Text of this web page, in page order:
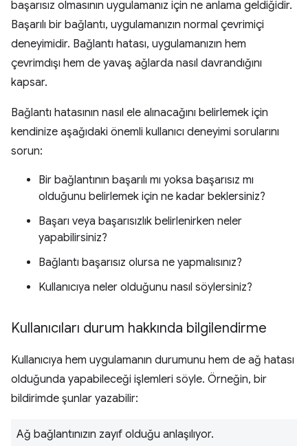
başarısız olmasının uygulamanız için ne anlama geldiğidir.
Başarılı bir bağlantı, uygulamanızın normal çevrimiçi
deneyimidir. Bağlantı hatası, uygulamanızın hem
çevrimdışı hem de yavaş ağlarda nasıl davrandığını
kapsar.
Bağlantı hatasının nasıl ele alınacağını belirlemek için
kendinize aşağıdaki önemli kullanıcı deneyimi sorularını
sorun:
Bir bağlantının başarılı mı yoksa başarısız mı
olduğunu belirlemek için ne kadar beklersiniz?
Başarı veya başarısızlık belirlenirken neler
yapabilirsiniz?
Bağlantı başarısız olursa ne yapmalısınız?
Kullanıcıya neler olduğunu nasıl söylersiniz?
Kullanıcıları durum hakkında bilgilendirme
Kullanıcıya hem uygulamanın durumunu hem de ağ hatası
olduğunda yapabileceği işlemleri söyle. Örneğin, bir
bildirimde şunlar yazabilir:
Ağ bağlantınızın zayıf olduğu anlaşılıyor.